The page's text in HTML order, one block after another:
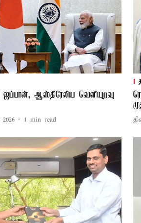
ஜப்பான், ஆஸ்திரேலிய வெளியுறவு
1 min read